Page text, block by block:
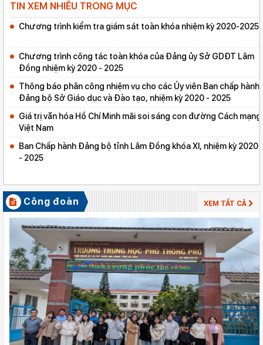
TIN XEM NHIỀU TRONG MỤC
Chương trình kiểm tra giám sát toàn khóa nhiệm kỳ 2020-2025
Chương trình công tác toàn khóa của Đảng ủy Sở GDĐT Lâm
Đồng nhiệm kỳ 2020 - 2025
Thông báo phân công nhiệm vụ cho các Ủy viên Ban chấp hành
Đảng bộ Sở Giáo dục và Đào tạo, nhiệm kỳ 2020 - 2025
Giá trị văn hóa Hồ Chí Minh mãi soi sáng con đường Cách mạng
Việt Nam
Ban Chấp hành Đảng bộ tỉnh Lâm Đồng khóa XI, nhiệm kỳ 2020
- 2025
Công đoàn XEM TẤT CẢ